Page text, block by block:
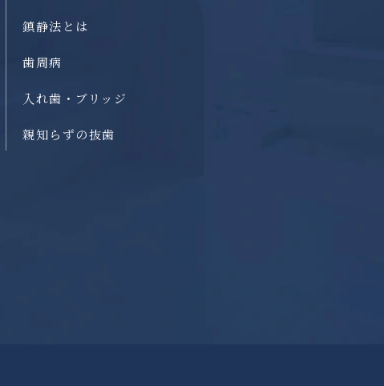
鎮静法とは
歯周病
入れ歯・ブリッジ
親知らずの抜歯